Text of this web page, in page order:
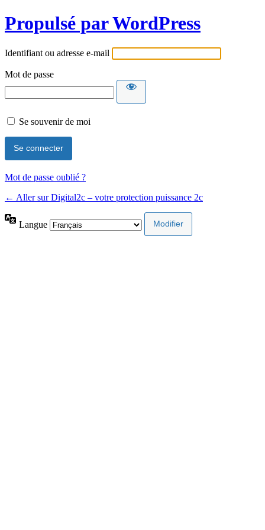
Propulsé par WordPress
Identifiant ou adresse e-mail
Mot de passe
Se souvenir de moi
Mot de passe oublié ?
← Aller sur Digital2c – votre protection puissance 2c
Langue